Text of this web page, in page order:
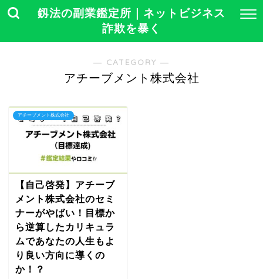
釼法の副業鑑定所｜ネットビジネス
詐欺を暴く
― CATEGORY ―
アチーブメント株式会社
アチーブメント株式会社
【自己啓発】アチーブ
メント株式会社のセミ
ナーがやばい！目標か
ら逆算したカリキュラ
ムであなたの人生もよ
り良い方向に導くの
か！？